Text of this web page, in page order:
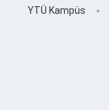
YTÜ Kampüs